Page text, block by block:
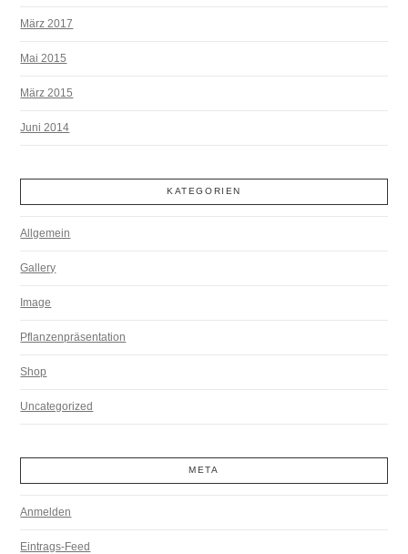
März 2017
Mai 2015
März 2015
Juni 2014
KATEGORIEN
Allgemein
Gallery
Image
Pflanzenpräsentation
Shop
Uncategorized
META
Anmelden
Eintrags-Feed